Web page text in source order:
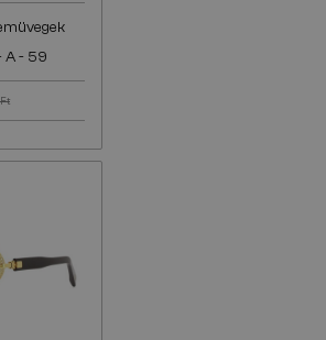
A - 59
Ft